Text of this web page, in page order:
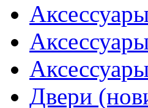
Двери